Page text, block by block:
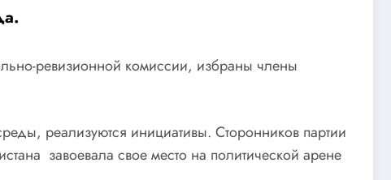
ревизионной комиссии, избраны члены
реализуются инициативы. Сторонников партии
завоевала свое место на политической арене